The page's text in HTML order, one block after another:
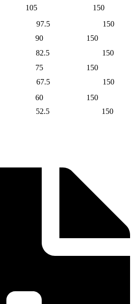
105
150
97.5
150
90
150
82.5
150
75
150
67.5
150
60
150
52.5 150